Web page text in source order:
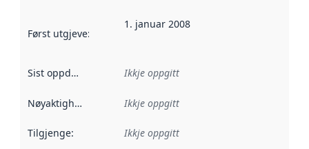
Først utgjeve: Denne datoen seier når dataa i dette
1. januar 2008
Sist oppdatert Ikkje oppgitt
Nøyaktigheit Ikkje oppgitt
Tilgjenge: Ikkje oppgitt